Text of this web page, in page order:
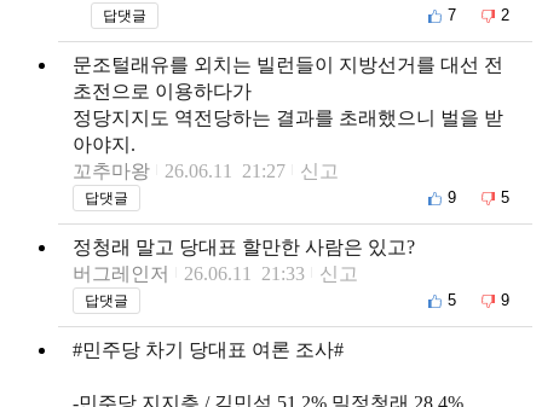
답댓글 7 2
문조털래유를 외치는 빌런들이 지방선거를 대선 전
초전으로 이용하다가
정당지지도 역전당하는 결과를 초래했으니 벌을 받
아야지.
꼬추마왕
26.06.11 21:27 신고
답댓글 9 5
정청래 말고 당대표 할만한 사람은 있고?
버그레인저
26.06.11 21:33 신고
답댓글 5 9
#민주당 차기 당대표 여론 조사#
-민주당 지지층 / 김민석 51.2% 밀정청래 28.4%